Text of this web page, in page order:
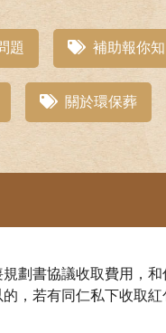
題 補助報你知
關於環保葬
劃書協議收取費用，
，若有同仁私下收取